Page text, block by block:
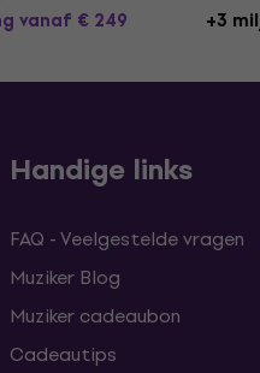
vanaf € 249 +3
Handige links
FAQ - Veelgestelde vragen
Muziker Blog
Muziker cadeaubon
Cadeautips